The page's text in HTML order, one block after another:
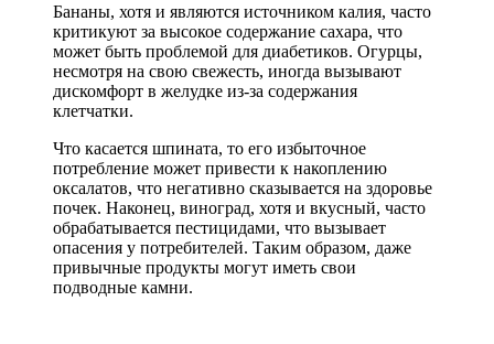
Бананы, хотя и являются источником калия, часто
критикуют за высокое содержание сахара, что
может быть проблемой для диабетиков. Огурцы,
несмотря на свою свежесть, иногда вызывают
дискомфорт в желудке из-за содержания
клетчатки.
Что касается шпината, то его избыточное
потребление может привести к накоплению
оксалатов, что негативно сказывается на здоровье
почек. Наконец, виноград, хотя и вкусный, часто
обрабатывается пестицидами, что вызывает
опасения у потребителей. Таким образом, даже
привычные продукты могут иметь свои
подводные камни.